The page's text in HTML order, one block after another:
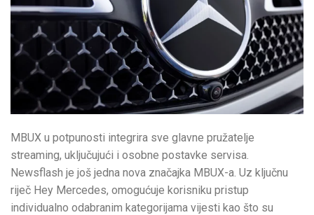
MBUX u potpunosti integrira sve glavne pružatelje
streaming, uključujući i osobne postavke servisa.
Newsflash je još jedna nova značajka MBUX-a. Uz ključnu
riječ Hey Mercedes, omogućuje korisniku pristup
individualno odabranim kategorijama vijesti kao što su